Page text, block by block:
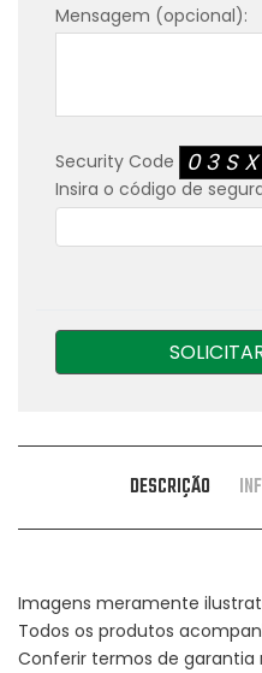
Mensagem (opcional):
Security Code
Insira o código de
DESCRIÇÃO
Imagens meramente
Todos os produtos
Conferir termos de garantia